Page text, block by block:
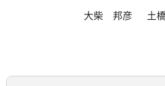
大柴 邦彦 土橋 亨